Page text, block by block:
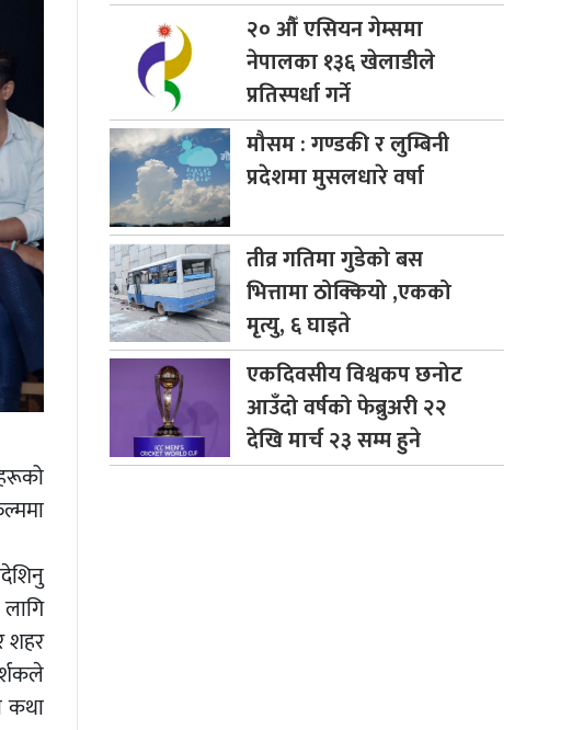
शहर
कथा
२०औँ एसियन गेम्समा
नेपालका १३६ खेलाडीले
प्रतिस्पर्धा गर्ने
मौसम: गण्डकी र लुम्बिनी
प्रदेशमा मुसलधारे वर्षा
तीव्रगतिमा गुडेको बस
भित्तामा ठोक्कियो ,एकको
मृत्यु, ६ घाइते
एकदिवसीयविश्वकप छनोट
आउँदो वर्षको फेब्रुअरी २२
देखि मार्च २३ सम्म हुने